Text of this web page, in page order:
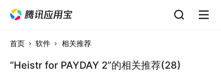
首页 软件 相关推荐
“Heistr for PAYDAY 2”的相关推荐(28)